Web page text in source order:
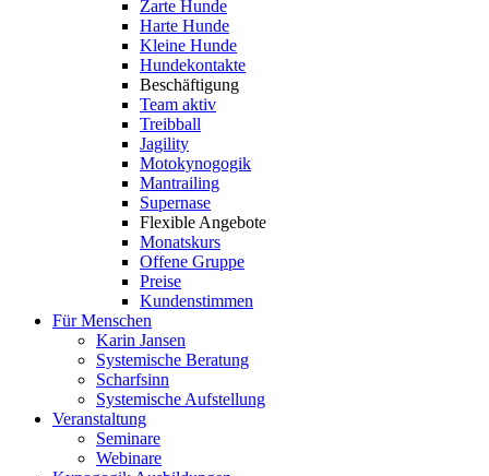
Zarte Hunde
Harte Hunde
Kleine Hunde
Hundekontakte
Beschäftigung
Team aktiv
Treibball
Jagility
Motokynogogik
Mantrailing
Supernase
Flexible Angebote
Monatskurs
Offene Gruppe
Preise
Kundenstimmen
Für Menschen
Karin Jansen
Systemische Beratung
Scharfsinn
Systemische Aufstellung
Veranstaltung
Seminare
Webinare